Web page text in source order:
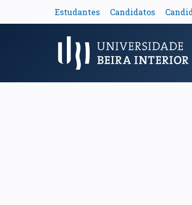
Estudantes Candidatos
Menu Principal